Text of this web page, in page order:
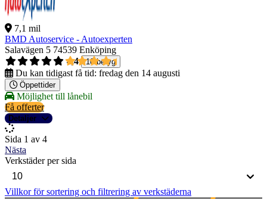
7,1 mil
BMD Autoservice - Autoexperten
Salavägen 5 74539 Enköping
4,4
10 betyg
Du kan tidigast få tid: fredag den 14 augusti
Öppettider
Möjlighet till lånebil
Få offerter
Detaljer
Sida 1 av 4
Nästa
Verkstäder per sida
Villkor för sortering och filtrering av verkstäderna